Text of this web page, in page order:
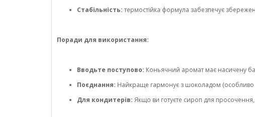
Стабільність:термостійка формула забезпечує
Поради для використання:
Вводьте поступово: Коньячний аромат має насичену
Поєднання: Найкраще гармонує з шоколадом
Для кондитерів: Якщо ви готуєте сироп для